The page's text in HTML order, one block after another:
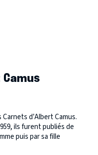
d’Albert Camus.
ils furent publiés de
puis par sa fille